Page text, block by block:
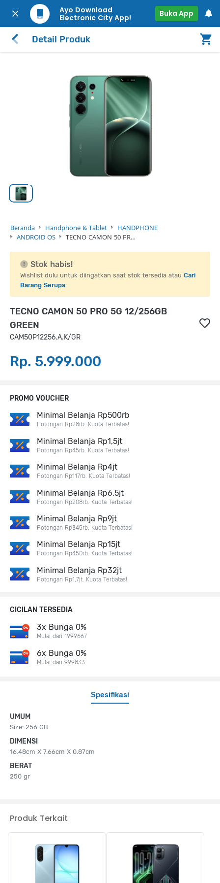
Ayo Download
Electronic City App!
Buka App
Detail Produk
Beranda Handphone & Tablet
HANDPHONE
ANDROID OS
TECNO CAMON 50 PR…
Stok habis!
Wishlist dulu untuk diingatkan saat stok tersedia atau Cari
Barang Serupa
TECNO CAMON 50 PRO 5G 12/256GB
GREEN
CAM50P12256.A.K/GR
Rp. 5.999.000
Spesifikasi
UMUM
Size: 256 GB
DIMENSI
16.48cm X 7.66cm X 0.87cm
BERAT
250 gr
PROMO VOUCHER
Minimal Belanja Rp500rb
Potongan Rp28rb. Kuota Terbatas!
Minimal Belanja Rp1,5jt
Potongan Rp45rb. Kuota Terbatas!
Minimal Belanja Rp4jt
Potongan Rp117rb. Kuota Terbatas!
Minimal Belanja Rp6,5jt
Potongan Rp208rb. Kuota Terbatas!
Minimal Belanja Rp9jt
Potongan Rp345rb. Kuota Terbatas!
Minimal Belanja Rp15jt
Potongan Rp450rb. Kuota Terbatas!
Minimal Belanja Rp32jt
Potongan Rp1,7jt. Kuota Terbatas!
CICILAN TERSEDIA
3x Bunga 0%
Mulai dari 1999667
6x Bunga 0%
Mulai dari 999833
Produk Terkait